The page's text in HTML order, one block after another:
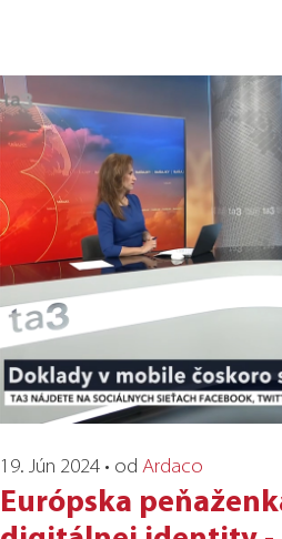
19. Jún 2024 • od Ardaco
Európska